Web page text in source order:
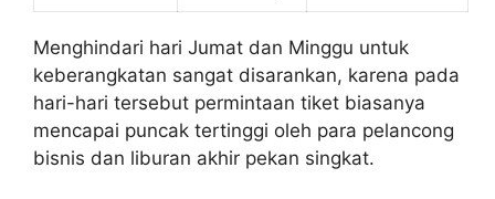
Menghindari hari Jumat dan Minggu untuk
keberangkatan sangat disarankan, karena pada
hari-hari tersebut permintaan tiket biasanya
mencapai puncak tertinggi oleh para pelancong
bisnis dan liburan akhir pekan singkat.